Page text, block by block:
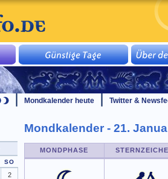
Mondkalender heute Twitter &
Mondkalender - 21.
MONDPHASE
SO
2